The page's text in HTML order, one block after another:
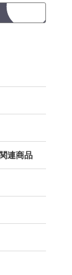
連商品